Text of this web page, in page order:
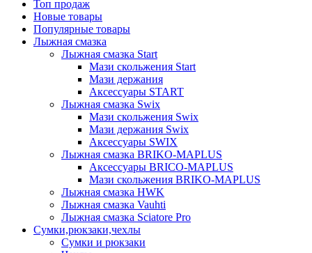
Топ продаж
Новые товары
Популярные товары
Лыжная смазка
Лыжная смазка Start
Мази скольжения Start
Мази держания
Аксессуары START
Лыжная смазка Swix
Мази скольжения Swix
Мази держания Swix
Аксессуары SWIX
Лыжная смазка BRIKO-MAPLUS
Аксессуары BRICO-MAPLUS
Мази скольжения BRIKO-MAPLUS
Лыжная смазка HWK
Лыжная смазка Vauhti
Лыжная смазка Sciatore Pro
Сумки,рюкзаки,чехлы
Сумки и рюкзаки